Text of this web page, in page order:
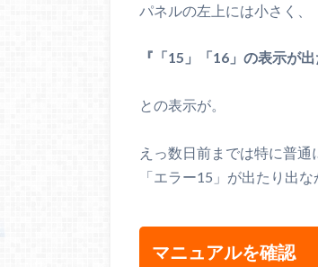
パネルの左上には小さく、
『「15」「16」の表示が
との表示が。
えっ数日前までは特に普
「エラー15」が出たり出
マニュアルを確認